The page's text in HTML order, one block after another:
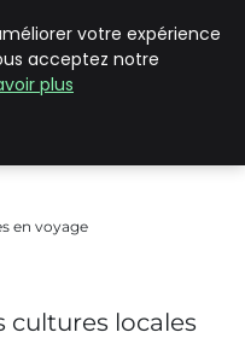
en voyage
cultures locales
votre expérience
acceptez notre
plus